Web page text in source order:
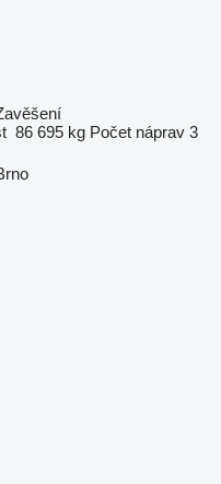
86 695 kg Počet náprav 3